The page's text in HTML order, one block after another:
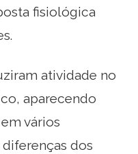
fisiológica
atividade no
aparecendo
vários
diferenças dos